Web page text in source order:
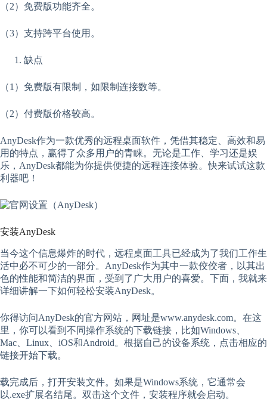
（2）免费版功能齐全。
（3）支持跨平台使用。
缺点
（1）免费版有限制，如限制连接数等。
（2）付费版价格较高。
AnyDesk作为一款优秀的远程桌面软件，凭借其稳定、高效和易
用的特点，赢得了众多用户的青睐。无论是工作、学习还是娱
乐，AnyDesk都能为你提供便捷的远程连接体验。快来试试这款
利器吧！
安装AnyDesk
当今这个信息爆炸的时代，远程桌面工具已经成为了我们工作生
活中必不可少的一部分。AnyDesk作为其中一款佼佼者，以其出
色的性能和简洁的界面，受到了广大用户的喜爱。下面，我就来
详细讲解一下如何轻松安装AnyDesk。
你得访问AnyDesk的官方网站，网址是www.anydesk.com。在这
里，你可以看到不同操作系统的下载链接，比如Windows、
Mac、Linux、iOS和Android。根据自己的设备系统，点击相应的
链接开始下载。
载完成后，打开安装文件。如果是Windows系统，它通常会
以.exe扩展名结尾。双击这个文件，安装程序就会启动。